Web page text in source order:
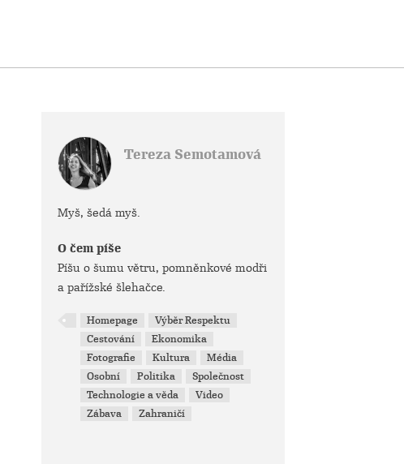
Tereza Semotamová
Myš, šedá myš.
O čem píše
Píšu o šumu větru, pomněnkové modři
a pařížské šlehačce.
Homepage
Výběr Respektu
Cestování
Ekonomika
Fotografie
Kultura
Média
Osobní
Politika
Společnost
Technologie a věda
Video
Zábava
Zahraničí